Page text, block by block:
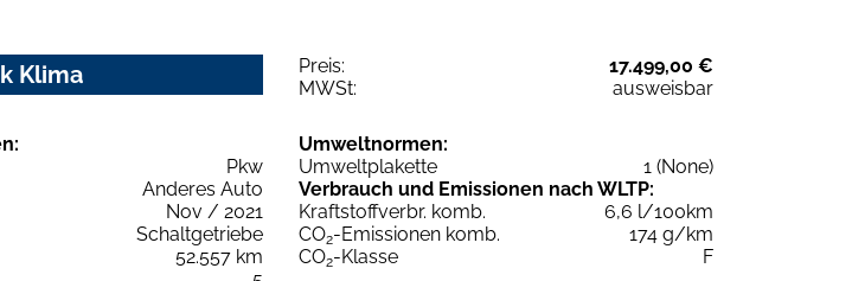
Klima Preis:
17.499,00 €
MWSt:
ausweisbar
Pkw
Anderes Auto
Nov / 2021
Schaltgetriebe
52.557 km
Umweltnormen:
Umweltplakette
1 (None)
Verbrauch und Emissionen nach WLTP:
Kraftstoffverbr. komb.
6,6 l/100km
CO2-Emissionen komb.
174 g/km
CO2-Klasse
F